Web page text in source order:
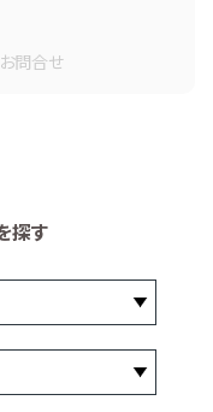
お問合せ
探す